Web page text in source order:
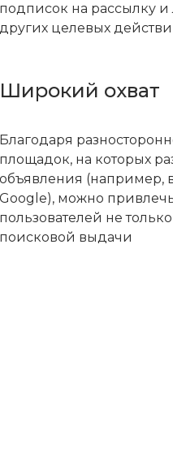
подписок на рассылку
других целевых
Широкий охват
Благодаря
площадок, на которых
объявления (например,
Google), можно
пользователей не
поисковой выдачи